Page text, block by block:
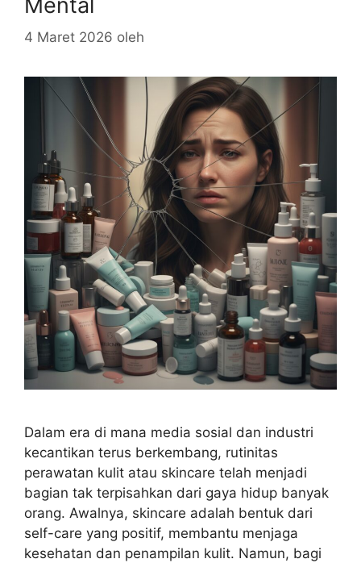
4 Maret 2026 oleh
Dalam era di mana media sosial dan industri
kecantikan terus berkembang, rutinitas
perawatan kulit atau skincare telah menjadi
bagian tak terpisahkan dari gaya hidup banyak
orang. Awalnya, skincare adalah bentuk dari
self-care yang positif, membantu menjaga
kesehatan dan penampilan kulit. Namun, bagi